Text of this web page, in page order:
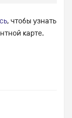
, чтобы узнать
карте.